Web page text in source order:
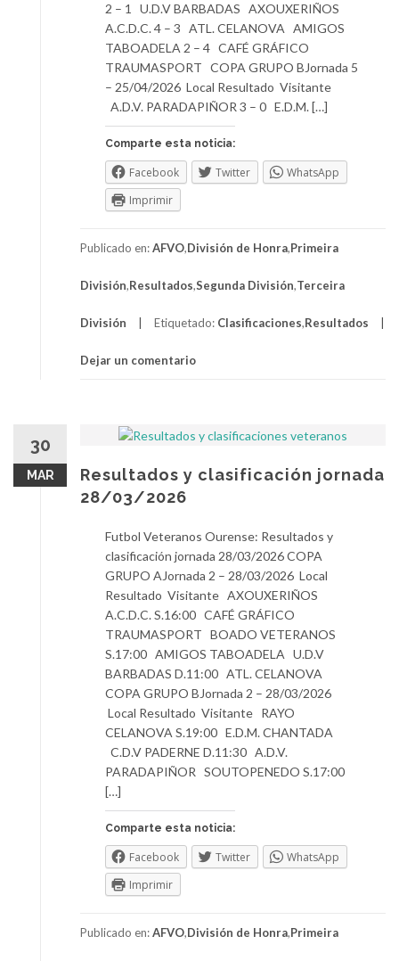
2 – 1 U.D.V BARBADAS AXOUXERIÑOS
A.C.D.C. 4 – 3 ATL. CELANOVA AMIGOS
TABOADELA 2 – 4 CAFÉ GRÁFICO
TRAUMASPORT COPA GRUPO BJornada 5
– 25/04/2026 Local Resultado Visitante
A.D.V. PARADAPIÑOR 3 – 0 E.D.M. […]
Comparte esta noticia:
Facebook Twitter
WhatsApp
Imprimir
Publicado en:AFVO,División de Honra,Primeira
División,Resultados,Segunda División,Terceira
División Etiquetado: Clasificaciones,Resultados
Dejar un comentario
30
MAR
Resultados y clasificación jornada
28/03/2026
Futbol Veteranos Ourense: Resultados y
clasificación jornada 28/03/2026 COPA
GRUPO AJornada 2 – 28/03/2026 Local
Resultado Visitante AXOUXERIÑOS
A.C.D.C. S.16:00 CAFÉ GRÁFICO
TRAUMASPORT BOADO VETERANOS
S.17:00 AMIGOS TABOADELA U.D.V
BARBADAS D.11:00 ATL. CELANOVA
COPA GRUPO BJornada 2 – 28/03/2026
Local Resultado Visitante RAYO
CELANOVA S.19:00 E.D.M. CHANTADA
C.D.V PADERNE D.11:30 A.D.V.
PARADAPIÑOR SOUTOPENEDO S.17:00
[…]
Comparte esta noticia:
Facebook Twitter
WhatsApp
Imprimir
Publicado en:AFVO,División de Honra,Primeira